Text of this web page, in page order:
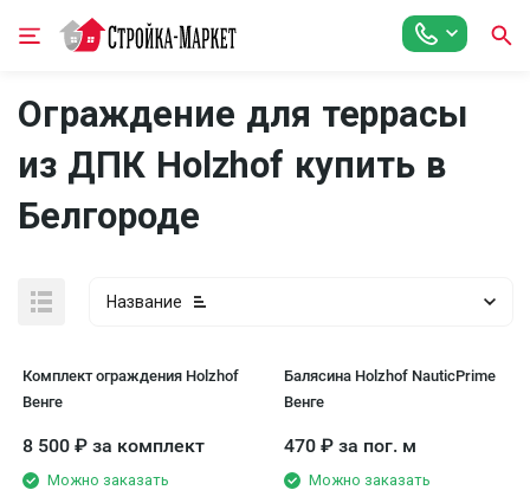
Ограждение для террасы
из ДПК Holzhof купить в
Белгороде
Название
Комплект ограждения Holzhof
Венге
8 500 ₽ за комплект
Можно заказать
Балясина Holzhof NauticPrime
Венге
470 ₽ за пог. м
Можно заказать